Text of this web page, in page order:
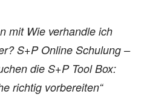
mit Wie verhandle ich
S+P Online Schulung –
die S+P Tool Box:
richtig vorbereiten“